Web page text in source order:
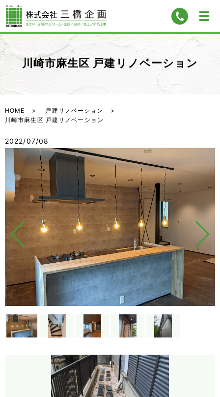
川崎市麻生区 戸建リノベーション
HOME
戸建リノベーション
川崎市麻生区 戸建リノベーション
2022/07/08